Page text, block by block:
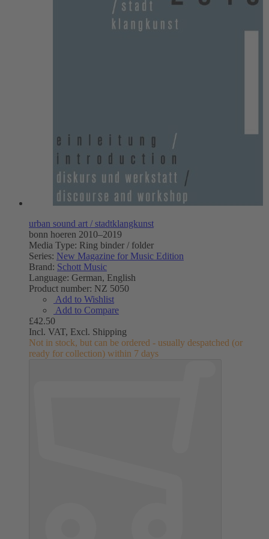
urban sound art / stadtklangkunst
bonn hoeren 2010–2019
Media Type: Ring binder / folder
Series: New Magazine for Music Edition
Brand: Schott Music
Language: German, English
Product number: NZ 5050
Add to Wishlist
Add to Compare
£42.50
Incl. VAT, Excl. Shipping
Not in stock, but can be ordered - usually despatched (or
ready for collection) within 7 days